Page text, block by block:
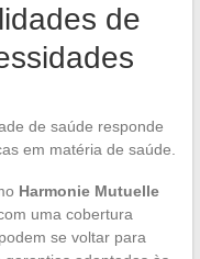
de
de saúde responde
em matéria de saúde.
Harmonie Mutuelle
uma cobertura
se voltar para